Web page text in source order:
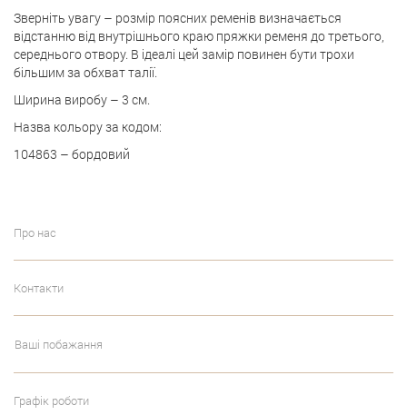
Зверніть увагу – розмір поясних ременів визначається
відстанню від внутрішнього краю пряжки ременя до третього,
середнього отвору. В ідеалі цей замір повинен бути трохи
більшим за обхват талії.
Ширина виробу – 3 см.
Назва кольору за кодом:
104863 – бордовий
Про нас
Контакти
Ваші побажання
Графік роботи